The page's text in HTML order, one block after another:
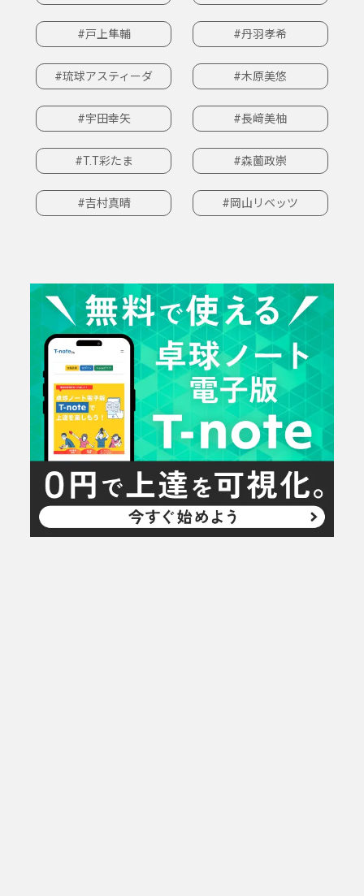
#戸上隼輔 #丹羽孝希
#琉球アスティーダ #木原美悠
#宇田幸矢 #長﨑美柚
#T.T彩たま #森薗政崇
#吉村真晴 #岡山リベッツ